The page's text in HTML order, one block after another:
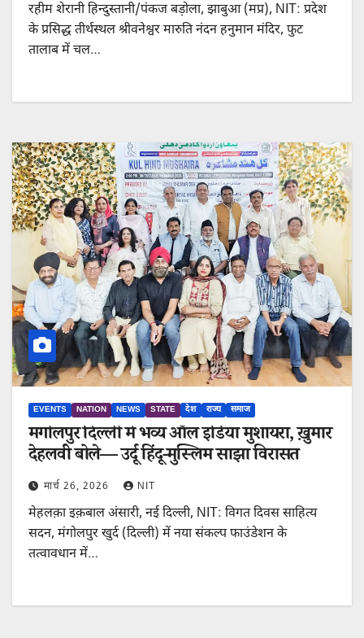
रहीम शेरानी हिन्दुस्तानी/पंकज बड़ोला, झाबुआ (मप्र), NIT: प्रदेश
के प्रसिद्ध तीर्थस्थल श्रीवनेश्वर मारुति नंदन हनुमान मंदिर, फुट
तालाब में चल…
EVENTS NATION NEWS STATE देश राज्य समाज
मंगोलपुर दिल्ली में भव्य ऑल इंडिया मुशायरा, ख़ुमार
देहलवी बोले— उर्दू हिंदू-मुस्लिम साझा विरासत
मार्च 26, 2026 NIT
मेहलक़ा इक़बाल अंसारी, नई दिल्ली, NIT: विगत दिवस साहित्य
सदन, मंगोलपुर खुर्द (दिल्ली) में नया संकल्प फाउंडेशन के
तत्वावधान में…